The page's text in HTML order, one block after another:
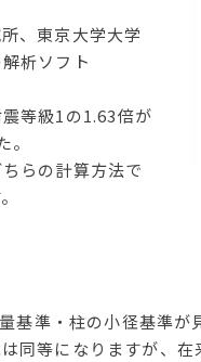
、東京大学大学
析ソフト
等級1の1.63倍が
らの計算方法で
準・柱の小径基準が
同等になりますが、